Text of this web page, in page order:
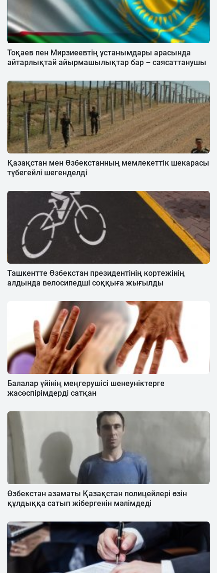
Тоқаев пен Мирзиеевтің ұстанымдары арасында
айтарлықтай айырмашылықтар бар – саясаттанушы
Қазақстан мен Өзбекстанның мемлекеттік шекарасы
түбегейлі шегенделді
Ташкентте Өзбекстан президентінің кортежінің
алдында велосипедші соққыға жығылды
Балалар үйінің меңгерушісі шенеуніктерге
жасөспірімдерді сатқан
Өзбекстан азаматы Қазақстан полицейлері өзін
құлдыққа сатып жібергенін мәлімдеді